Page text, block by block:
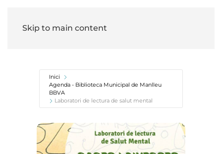
Skip to main content
Inici
Agenda - Biblioteca Municipal de Manlleu
BBVA
Laboratori de lectura de salut mental